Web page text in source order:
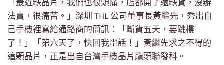
「最近缺晶片，我們也很頭痛，店都開了還缺貨，沒辦
法賣，很痛苦。」深圳 THL 公司董事長黃繼先，秀出自
己手機裡寫給通路商的簡訊：「斷貨五天，要跳樓
了！」「第六天了，快回我電話！」黃繼先求之不得的
這顆晶片，正是出自台灣手機晶片龍頭聯發科。